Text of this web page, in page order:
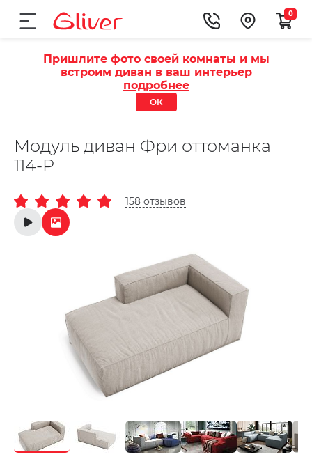
0
Пришлите фото своей комнаты и мы
встроим диван в ваш интерьер
подробнее
ОК
Модуль диван Фри оттоманка
114-P
158 отзывов